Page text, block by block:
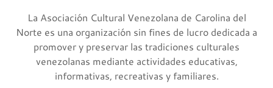
La Asociación Cultural Venezolana de Carolina del
Norte es una organización sin fines de lucro dedicada a
promover y preservar las tradiciones culturales
venezolanas mediante actividades educativas,
informativas, recreativas y familiares.